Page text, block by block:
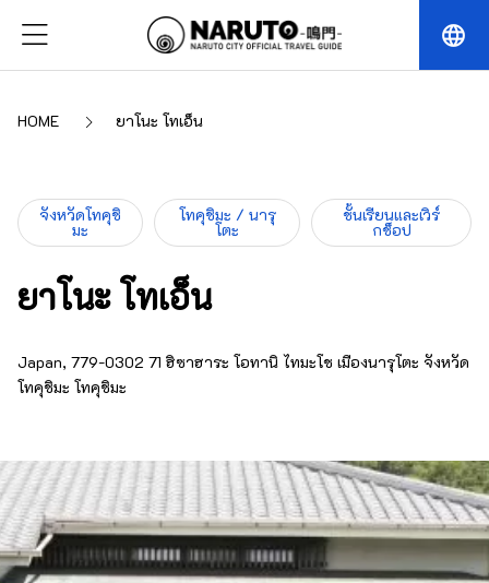
language
HOME ยาโนะ โทเอ็น
จังหวัดโทคุชิ
มะ
โทคุชิมะ / นารุ
โตะ
ชั้นเรียนและเวิร์
กช็อป
ยาโนะ โทเอ็น
Japan, 779-0302 71 ฮิซาฮาระ โอทานิ ไทมะโช เมืองนารุโตะ จังหวัด
โทคุชิมะ โทคุชิมะ